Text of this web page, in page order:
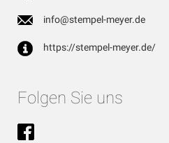
info@stempel-meyer.de
https://stempel-meyer.de/
Folgen Sie uns